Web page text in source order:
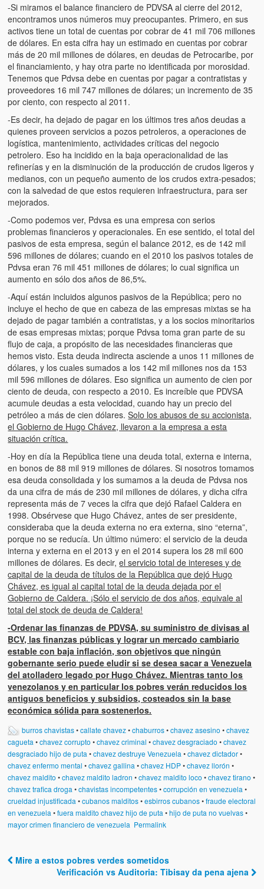
-Si miramos el balance financiero de PDVSA al cierre del 2012,
encontramos unos números muy preocupantes. Primero, en sus
activos tiene un total de cuentas por cobrar de 41 mil 706 millones
de dólares. En esta cifra hay un estimado en cuentas por cobrar
más de 20 mil millones de dólares, en deudas de Petrocaribe, por
el financiamiento, y hay otra parte no identificada por morosidad.
Tenemos que Pdvsa debe en cuentas por pagar a contratistas y
proveedores 16 mil 747 millones de dólares; un incremento de 35
por ciento, con respecto al 2011.
-Es decir, ha dejado de pagar en los últimos tres años deudas a
quienes proveen servicios a pozos petroleros, a operaciones de
logística, mantenimiento, actividades críticas del negocio
petrolero. Eso ha incidido en la baja operacionalidad de las
refinerías y en la disminución de la producción de crudos ligeros y
medianos, con un pequeño aumento de los crudos extra-pesados;
con la salvedad de que estos requieren infraestructura, para ser
mejorados.
-Como podemos ver, Pdvsa es una empresa con serios
problemas financieros y operacionales. En ese sentido, el total del
pasivos de esta empresa, según el balance 2012, es de 142 mil
596 millones de dólares; cuando en el 2010 los pasivos totales de
Pdvsa eran 76 mil 451 millones de dólares; lo cual significa un
aumento en sólo dos años de 86,5%.
-Aquí están incluidos algunos pasivos de la República; pero no
incluye el hecho de que en cabeza de las empresas mixtas se ha
dejado de pagar también a contratistas, y a los socios minoritarios
de esas empresas mixtas; porque Pdvsa toma gran parte de su
flujo de caja, a propósito de las necesidades financieras que
hemos visto. Esta deuda indirecta asciende a unos 11 millones de
dólares, y los cuales sumados a los 142 mil millones nos da 153
mil 596 millones de dólares. Eso significa un aumento de cien por
ciento de deuda, con respecto a 2010. Es increíble que PDVSA
acumule deudas a esta velocidad, cuando hay un precio del
petróleo a más de cien dólares.Solo los abusos de su accionista,
el Gobierno de Hugo Chávez, llevaron a la empresa a esta
situación crítica.
-Hoy en día la República tiene una deuda total, externa e interna,
en bonos de 88 mil 919 millones de dólares. Si nosotros tomamos
esa deuda consolidada y los sumamos a la deuda de Pdvsa nos
da una cifra de más de 230 mil millones de dólares, y dicha cifra
representa más de 7 veces la cifra que dejó Rafael Caldera en
1998. Obsérvese que Hugo Chávez, antes de ser presidente,
consideraba que la deuda externa no era externa, sino “eterna”,
porque no se reducía. Un último número: el servicio de la deuda
interna y externa en el 2013 y en el 2014 supera los 28 mil 600
millones de dólares. Es decir,el servicio total de intereses y de
capital de la deuda de títulos de la República que dejó Hugo
Chávez, es igual al capital total de la deuda dejada por el
Gobierno de Caldera. ¡Sólo el servicio de dos años, equivale al
total del stock de deuda de Caldera!
-Ordenar las finanzas de PDVSA, su suministro de divisas al
BCV, las finanzas públicas y lograr un mercado cambiario
estable con baja inflación, son objetivos que ningún
gobernante serio puede eludir si se desea sacar a Venezuela
del atolladero legado por Hugo Chávez. Mientras tanto los
venezolanos y en particular los pobres verán reducidos los
antiguos beneficios y subsidios, costeados sin la base
económica sólida para sostenerlos.
burros chavistas•callate chavez•chaburros•chavez asesino •chavez
cagueta •chavez corrupto •chavez criminal •chavez desgraciado •chavez
desgraciado hijo de puta •chavez destruye Venezuela •chavez dictador•
chavez enfermo mental •chavez gallina •chavez HDP•chavez llorón •
chavez maldito •chavez maldito ladron •chavez maldito loco •chavez tirano •
chavez trafica droga •chavistas incompetentes•corrupción en venezuela •
crueldad injustificada •cubanos malditos•esbirros cubanos•fraude electoral
en venezuela •fuera maldito chavez hijo de puta •hijo de puta no vuelvas•
mayor crimen financiero de venezuela Permalink
Post navigation
Mire a estos pobres verdes sometidos
Verificación vs Auditoria: Tibisay da pena ajena